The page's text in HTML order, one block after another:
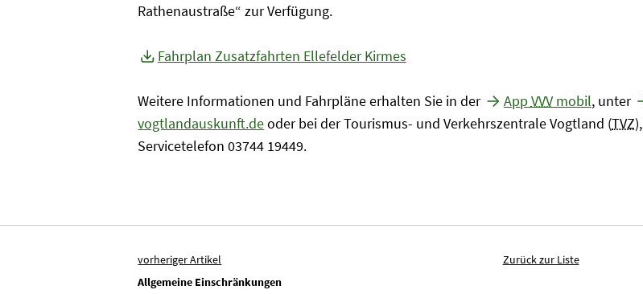
Rathenaustraße“ zur Verfügung.
Fahrplan Zusatzfahrten Ellefelder Kirmes
Weitere Informationen und Fahrpläne erhalten Sie in der App VVVmobil, unter
vogtlandauskunft.deoder bei der Tourismus- und Verkehrszentrale Vogtland (TVZ),
Servicetelefon 03744 19449.
vorheriger Artikel
Allgemeine Einschränkungen
Zurück zur Liste